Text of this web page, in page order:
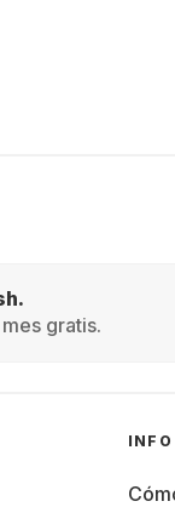
gratis.
INFO